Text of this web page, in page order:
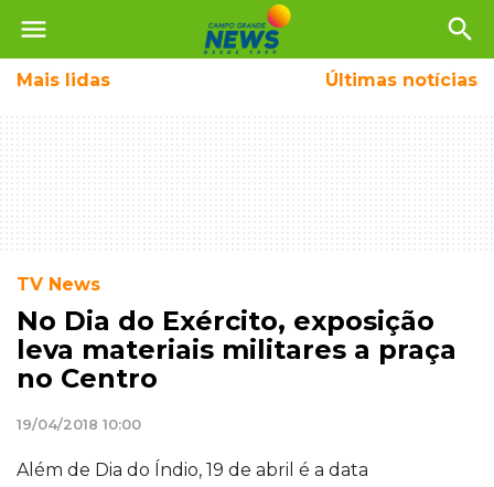
menu search
Mais lidas Últimas notícias
TV News
No Dia do Exército, exposição
leva materiais militares a praça
no Centro
19/04/2018 10:00
Além de Dia do Índio, 19 de abril é a data